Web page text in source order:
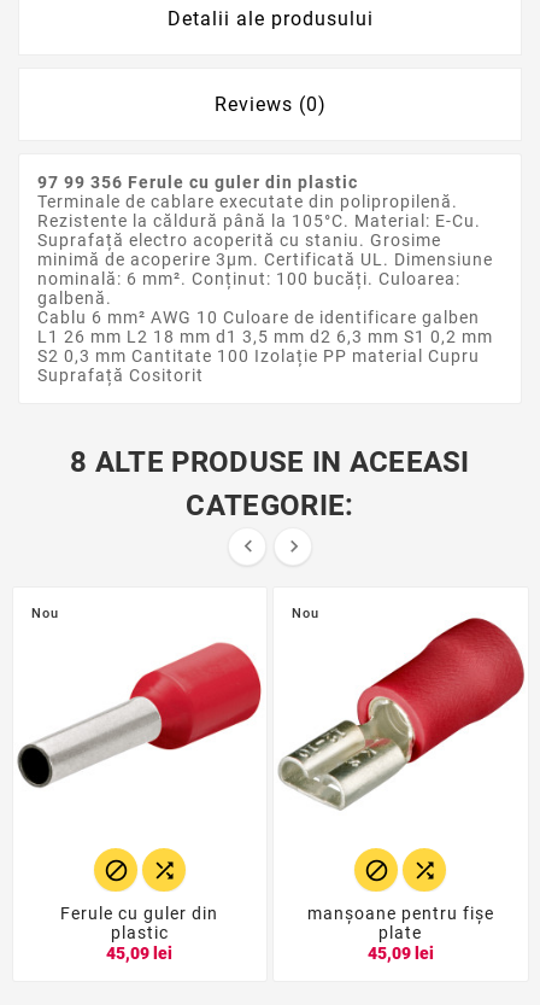
Detalii ale produsului
Reviews (0)
97 99 356 Ferule cu guler din plastic
Terminale de cablare executate din polipropilenă.
Rezistente la căldură până la 105°C. Material: E-Cu.
Suprafață electro acoperită cu staniu. Grosime
minimă de acoperire 3µm. Certificată UL. Dimensiune
nominală: 6 mm². Conținut: 100 bucăți. Culoarea:
galbenă.
Cablu 6 mm² AWG 10 Culoare de identificare galben
L1 26 mm L2 18 mm d1 3,5 mm d2 6,3 mm S1 0,2 mm
S2 0,3 mm Cantitate 100 Izolație PP material Cupru
Suprafață Cositorit
8 ALTE PRODUSE IN ACEEASI
CATEGORIE:
 
Nou
 
Ferule cu guler din
plastic
45,09 lei
Nou
 
manșoane pentru fișe
plate
45,09 lei